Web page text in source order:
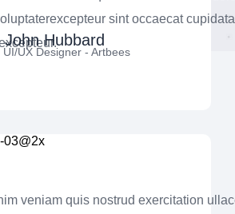
sint occaecat
John Hubbard
UI/UX Designer - Artbees
veniam quis nostrud exercitation